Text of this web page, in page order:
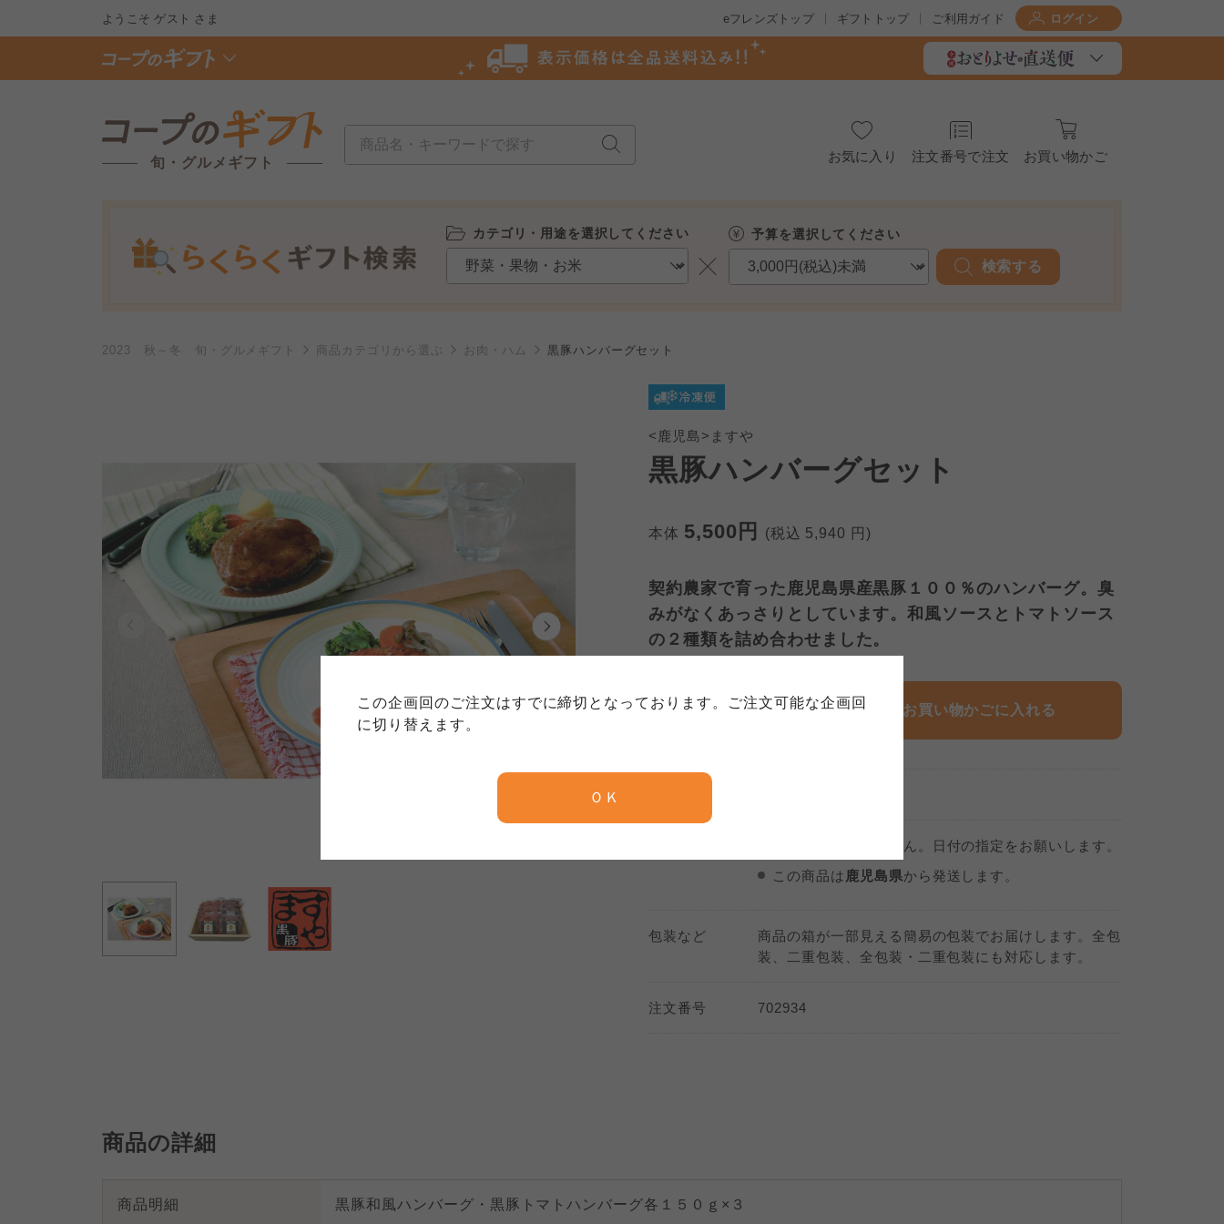
この企画回のご注文はすでに締切となっております。ご注文可能な企画回
に切り替えます。
ＯＫ
ようこそゲスト さま eフレンズトップ ギフトトップ ご利用ガイド ログイン
旬・グルメギフト お気に入り 注文番号で注文 お買い物かご
カテゴリ・用途を選択してください 予算を選択してください
検索する
2023 秋～冬 旬・グルメギフト 商品カテゴリから選ぶ お肉・ハム 黒豚ハンバーグセット
<鹿児島>ますや
黒豚ハンバーグセット
本体 5,500円 (税込 5,940 円)
契約農家で育った鹿児島県産黒豚１００％のハンバーグ。臭
みがなくあっさりとしています。和風ソースとトマトソース
の２種類を詰め合わせました。
数量 お買い物かごに入れる
はできません。日付の指定をお願いします。
この商品は 鹿児島県から発送します。
包装など
商品の箱が一部見える簡易の包装でお届けします。全包
装、二重包装、全包装・二重包装にも対応します。
注文番号 702934
商品の詳細
商品明細 黒豚和風ハンバーグ・黒豚トマトハンバーグ各１５０ｇ×３
ご利用約款（ご利用規約・ご利用規程）について
このサイトは7つの生協から業務委託を受けて、コープきんき事業連合が運営しています。ご自身が加入されている生協が定
める利用約款をご確認のうえ、ご利用ください。なお、クチコミ投稿については、利用約款の細則として規定されています。
よどがわ市民生協 大阪いずみ市民生協 わかやま市民生協
個人情報保護方針について
このサイトは7つの生協から業務委託を受けて、コープきんき事業連合が運営しています。お預かりしている個人情報につい
ては、コープ事業連合、ならびに各生協の「個人情報保護方針」にもどづいて、コープ事業連合が適切に管理をおこなってい
コープ事業連合、ならびに各生協の「個人情報保護方針」については各生協のボタンをクリックしてご確認ください。
ならコープ
わかやま市民生協
特定商取引法に基づく表記について
このサイトは7つの生協から業務委託を受けて、コープきんき事業連合が運営しています。販売責任者は、それぞれご利用の
生協となります。
各生協の「特定商取引法に基づく表記について」については各生協のボタンをクリックしてご確認ください。
わかやま市民生協